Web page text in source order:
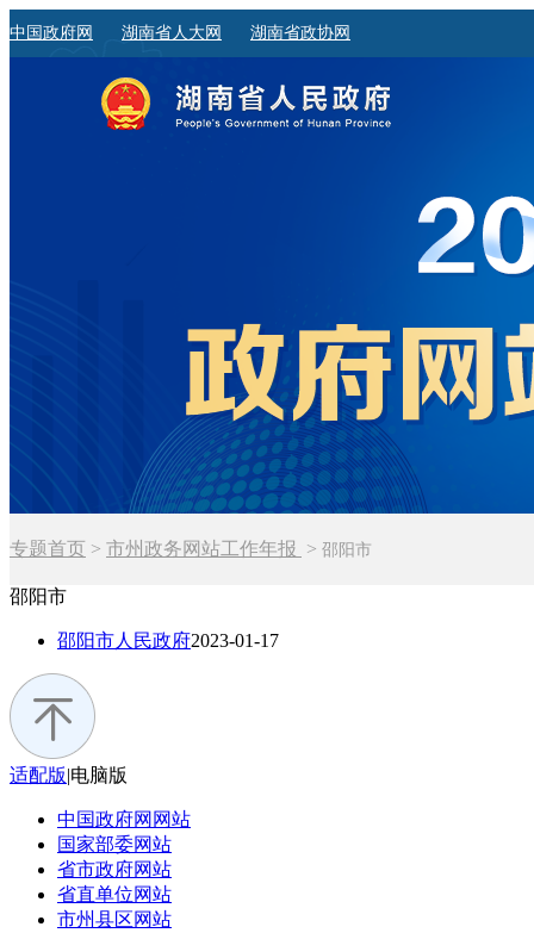
中国政府网 湖南省人大网 湖南省政协网
专题首页 > 市州政务网站工作年报 > 邵阳市
邵阳市
邵阳市人民政府2023-01-17
适配版|电脑版
中国政府网 网站
国家部委网站
省市政府网站
省直单位网站
市州县区网站